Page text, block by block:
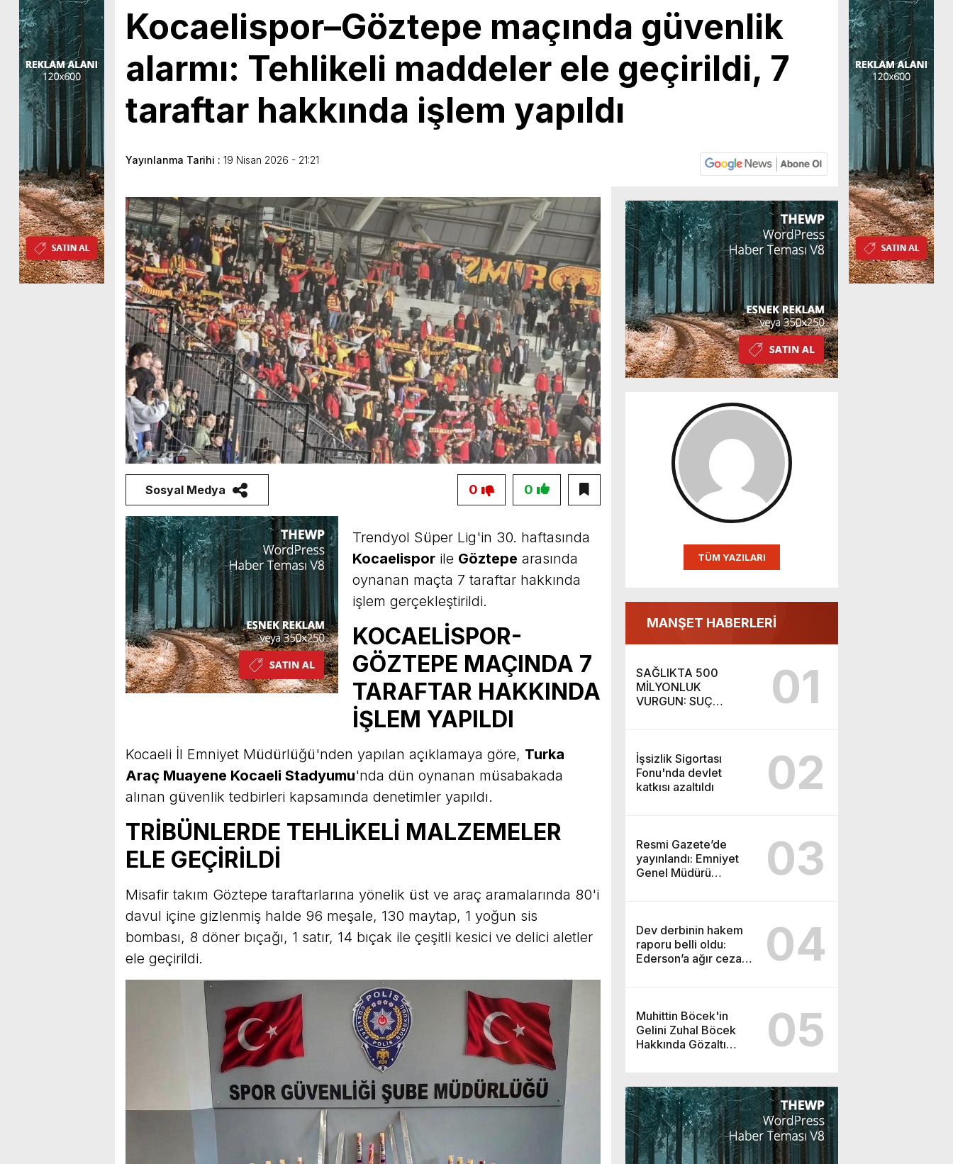
Kocaelispor–Göztepe maçında güvenlik
alarmı: Tehlikeli maddeler ele geçirildi, 7
taraftar hakkında işlem yapıldı
Yayınlanma Tarihi : 19 Nisan 2026 - 21:21
TÜM YAZILARI
MANŞET HABERLERİ
SAĞLIKTA 500
MİLYONLUK
VURGUN: SUÇ
01
İşsizlik Sigortası
Fonu'nda devlet
katkısı azaltıldı
02
Resmi Gazete’de
yayınlandı: Emniyet
Genel Müdürü
03
Dev derbinin hakem
raporu belli oldu:
Ederson’a ağır ceza
04
Muhittin Böcek'in
Gelini Zuhal Böcek
Hakkında Gözaltı
05
Sosyal Medya 0
0
Trendyol Süper Lig'in 30. haftasında
Kocaelispor ile Göztepe arasında
oynanan maçta 7 taraftar hakkında
işlem gerçekleştirildi.
KOCAELİSPOR-
GÖZTEPE MAÇINDA 7
TARAFTAR HAKKINDA
İŞLEM YAPILDI
Kocaeli İl Emniyet Müdürlüğü'nden yapılan açıklamaya göre, Turka
Araç Muayene Kocaeli Stadyumu'nda dün oynanan müsabakada
alınan güvenlik tedbirleri kapsamında denetimler yapıldı.
TRİBÜNLERDE TEHLİKELİ MALZEMELER
ELE GEÇİRİLDİ
Misafir takım Göztepe taraftarlarına yönelik üst ve araç aramalarında 80'i
davul içine gizlenmiş halde 96 meşale, 130 maytap, 1 yoğun sis
bombası, 8 döner bıçağı, 1 satır, 14 bıçak ile çeşitli kesici ve delici aletler
ele geçirildi.